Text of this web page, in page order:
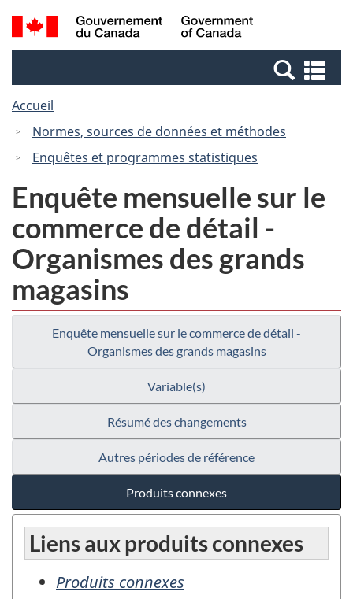
Passer
au
Passer
à
Canada
Recherche
et
et
Accueil
Normes, sources de données et méthodes
Enquêtes et programmes statistiques
Enquête mensuelle sur le
commerce de détail -
Organismes des grands
magasins
Enquête mensuelle sur le commerce de détail -
Organismes des grands magasins
Variable(s)
Résumé des changements
Autres périodes de référence
Produits connexes
Liens aux produits connexes
Produits connexes